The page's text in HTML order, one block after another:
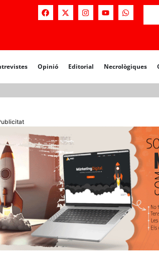
Opinió Editorial Necrològiques
Opinió Editorial Necrològiques